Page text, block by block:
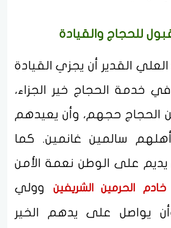
للحجاج والقيادة
القدير أن يجزي القيادة
خدمة الحجاج خير الجزاء،
الحجاج حجهم، وأن يعيدهم
سالمين غانمين. كما
يديم على الوطن نعمة الأمن
خادم الحرمين الشريفين وولي
يواصل على يدهم الخير